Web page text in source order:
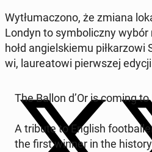
Wy­tłu­ma­czo­no, że zmiana
Londyn to sym­bo­licz­ny wybór
hołd an­giel­skie­mu
wi, lau­re­ato­wi pierw­szej
The Ballon d’Or is coming to
A tribute to English
the first winner in the history